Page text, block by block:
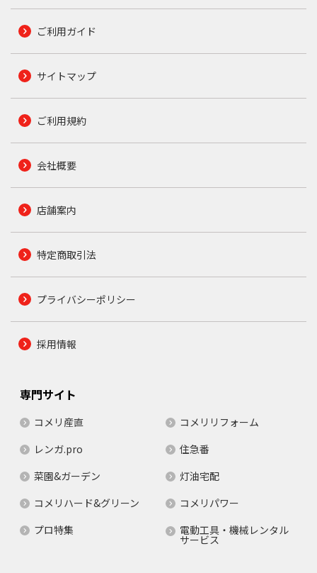
ご利用ガイド
サイトマップ
ご利用規約
会社概要
店舗案内
特定商取引法
プライバシーポリシー
採用情報
専門サイト
コメリ産直
コメリリフォーム
レンガ.pro
住急番
菜園&ガーデン
灯油宅配
コメリハード&グリーン
コメリパワー
プロ特集
電動工具・機械レンタル
サービス